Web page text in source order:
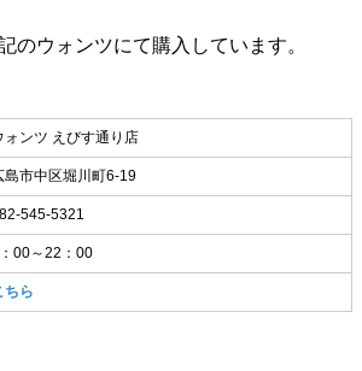
のウォンツにて購入しています。
ォンツ えびす通り店
島市中区堀川町6-19
545-5321
00～22：00
ちら